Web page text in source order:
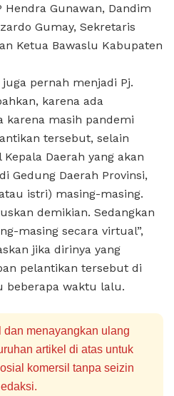
Hendra Gunawan, Dandim
Gumay, Sekretaris
Ketua Bawaslu Kabupaten
pernah menjadi Pj.
karena ada
karena masih pandemi
tersebut, selain
Daerah yang akan
Gedung Daerah Provinsi,
istri) masing-masing.
demikian. Sedangkan
masing secara virtual”,
jika dirinya yang
pelantikan tersebut di
beberapa waktu lalu.
dan menayangkan ulang
artikel di atas untuk
komersil tanpa seizin